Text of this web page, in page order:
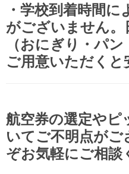
・学校到着時間
がございません。
（おにぎり・パ
ご用意いただくと
航空券の選定やピ
いてご不明点がご
ぞお気軽にご相談